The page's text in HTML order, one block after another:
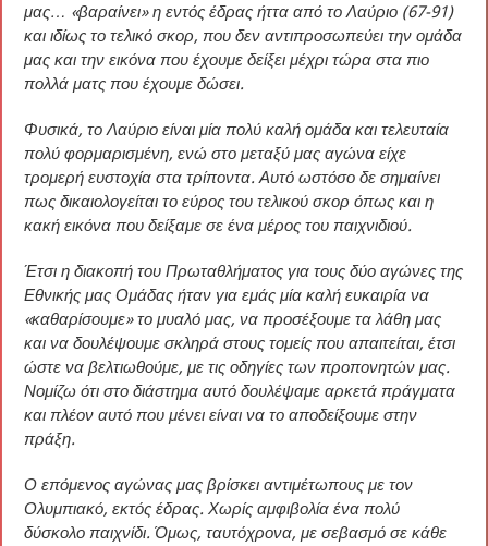
μας… «βαραίνει» η εντός έδρας ήττα από το Λαύριο (67-91)
και ιδίως το τελικό σκορ, που δεν αντιπροσωπεύει την ομάδα
μας και την εικόνα που έχουμε δείξει μέχρι τώρα στα πιο
πολλά ματς που έχουμε δώσει.
Φυσικά, το Λαύριο είναι μία πολύ καλή ομάδα και τελευταία
πολύ φορμαρισμένη, ενώ στο μεταξύ μας αγώνα είχε
τρομερή ευστοχία στα τρίποντα. Αυτό ωστόσο δε σημαίνει
πως δικαιολογείται το εύρος του τελικού σκορ όπως και η
κακή εικόνα που δείξαμε σε ένα μέρος του παιχνιδιού.
Έτσι η διακοπή του Πρωταθλήματος για τους δύο αγώνες της
Εθνικής μας Ομάδας ήταν για εμάς μία καλή ευκαιρία να
«καθαρίσουμε» το μυαλό μας, να προσέξουμε τα λάθη μας
και να δουλέψουμε σκληρά στους τομείς που απαιτείται, έτσι
ώστε να βελτιωθούμε, με τις οδηγίες των προπονητών μας.
Νομίζω ότι στο διάστημα αυτό δουλέψαμε αρκετά πράγματα
και πλέον αυτό που μένει είναι να το αποδείξουμε στην
πράξη.
Ο επόμενος αγώνας μας βρίσκει αντιμέτωπους με τον
Ολυμπιακό, εκτός έδρας. Χωρίς αμφιβολία ένα πολύ
δύσκολο παιχνίδι. Όμως, ταυτόχρονα, με σεβασμό σε κάθε